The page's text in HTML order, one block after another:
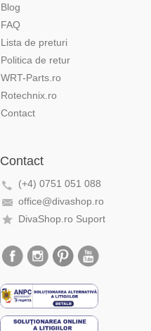
Blog
FAQ
Lista de preturi
Politica de retur
WRT-Parts.ro
Rotechnix.ro
Contact
Contact
(+4) 0751 051 088
office@divashop.ro
DivaShop.ro Suport